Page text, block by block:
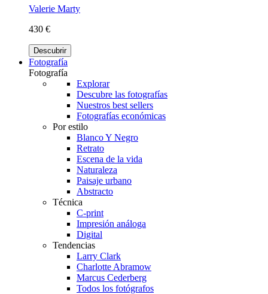
Valerie Marty
430 €
Descubrir
Fotografía
Fotografía
Explorar
Descubre las fotografías
Nuestros best sellers
Fotografías económicas
Por estilo
Blanco Y Negro
Retrato
Escena de la vida
Naturaleza
Paisaje urbano
Abstracto
Técnica
C-print
Impresión análoga
Digital
Tendencias
Larry Clark
Charlotte Abramow
Marcus Cederberg
Todos los fotógrafos